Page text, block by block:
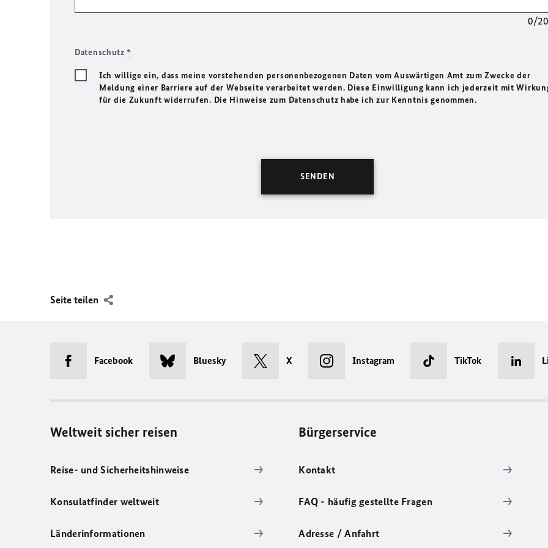
0/
Datenschutz*
Ich willige ein, dass meine vorstehenden personenbezogenen Daten vom Auswärtigen Amt zum Zwecke der
Meldung einer Barriere auf der Webseite verarbeitet werden. Diese Einwilligung kann ich jederzeit mit
für die Zukunft widerrufen. Die Hinweise zum Datenschutz habe ich zur Kenntnis genommen.
Seite teilen
Facebook Bluesky X Instagram TikTok
Weltweit sicher reisen
Reise- und Sicherheitshinweise
Konsulatfinder weltweit
Länderinformationen
Bürgerservice
Kontakt
FAQ - häufig gestellte Fragen
Adresse / Anfahrt